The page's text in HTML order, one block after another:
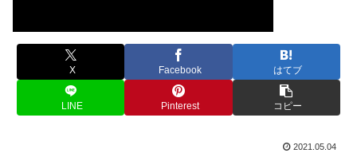
X Facebook はてブ
LINE Pinterest コピー
2021.05.04